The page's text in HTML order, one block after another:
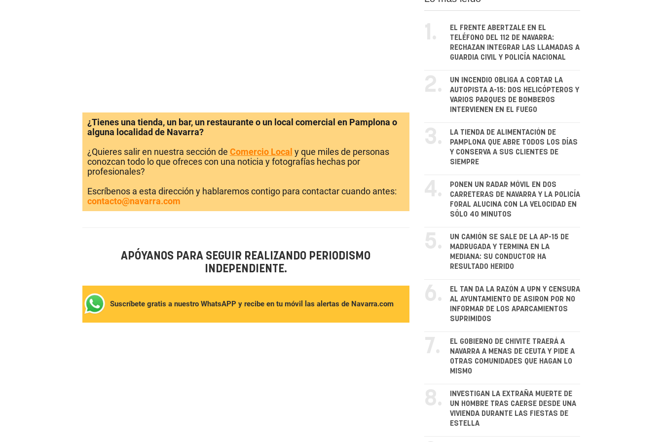
¿Tienes una tienda, un bar, un restaurante o un local comercial en Pamplona o
alguna localidad de Navarra?
¿Quieres salir en nuestra sección de Comercio Local y que miles de personas
conozcan todo lo que ofreces con una noticia y fotografías hechas por
profesionales?
Escríbenos a esta dirección y hablaremos contigo para contactar cuando antes:
contacto@navarra.com
APÓYANOS PARA SEGUIR REALIZANDO PERIODISMO
INDEPENDIENTE.
Suscríbete gratis a nuestro WhatsAPP y recibe en tu móvil las alertas de Navarra.com
1.
EL FRENTE ABERTZALE EN EL
TELÉFONO DEL 112 DE NAVARRA:
RECHAZAN INTEGRAR LAS LLAMADAS A
GUARDIA CIVIL Y POLICÍA NACIONAL
2.
UN INCENDIO OBLIGA A CORTAR LA
AUTOPISTA A-15: DOS HELICÓPTEROS Y
VARIOS PARQUES DE BOMBEROS
INTERVIENEN EN EL FUEGO
3.
LA TIENDA DE ALIMENTACIÓN DE
PAMPLONA QUE ABRE TODOS LOS DÍAS
Y CONSERVA A SUS CLIENTES DE
SIEMPRE
4.
PONEN UN RADAR MÓVIL EN DOS
CARRETERAS DE NAVARRA Y LA POLICÍA
FORAL ALUCINA CON LA VELOCIDAD EN
SÓLO 40 MINUTOS
5.
UN CAMIÓN SE SALE DE LA AP-15 DE
MADRUGADA Y TERMINA EN LA
MEDIANA: SU CONDUCTOR HA
RESULTADO HERIDO
6.
EL TAN DA LA RAZÓN A UPN Y CENSURA
AL AYUNTAMIENTO DE ASIRON POR NO
INFORMAR DE LOS APARCAMIENTOS
SUPRIMIDOS
7.
EL GOBIERNO DE CHIVITE TRAERÁ A
NAVARRA A MENAS DE CEUTA Y PIDE A
OTRAS COMUNIDADES QUE HAGAN LO
MISMO
8.
INVESTIGAN LA EXTRAÑA MUERTE DE
UN HOMBRE TRAS CAERSE DESDE UNA
VIVIENDA DURANTE LAS FIESTAS DE
ESTELLA